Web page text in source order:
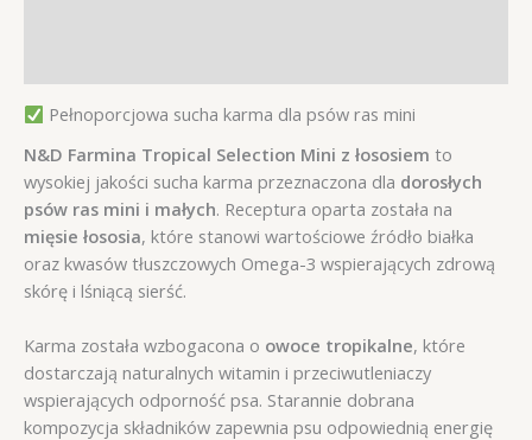
Pełnoporcjowa sucha karma dla psów ras mini
N&D Farmina Tropical Selection Mini z łososiem to
wysokiej jakości sucha karma przeznaczona dla dorosłych
psów ras mini i małych. Receptura oparta została na
mięsie łososia, które stanowi wartościowe źródło białka
oraz kwasów tłuszczowych Omega-3 wspierających zdrową
skórę i lśniącą sierść.
Karma została wzbogacona o owoce tropikalne, które
dostarczają naturalnych witamin i przeciwutleniaczy
wspierających odporność psa. Starannie dobrana
kompozycja składników zapewnia psu odpowiednią energię